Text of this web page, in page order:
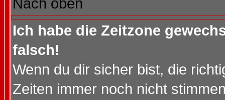
Nach oben
Ich habe die Zeitzone
falsch!
Wenn du dir sicher bist, die
Zeiten immer noch nicht